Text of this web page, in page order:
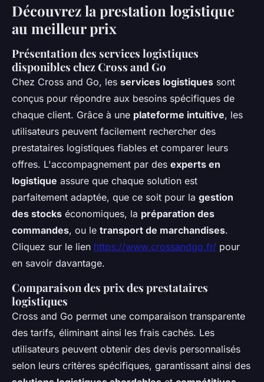
Découvrez la prestation logistique
au meilleur prix
Présentation des services logistiques
disponibles chez Cross and Go
Chez Cross and Go, les services logistiques sont
conçus pour répondre aux besoins spécifiques de
chaque client. Grâce à une plateforme intuitive, les
utilisateurs peuvent facilement rechercher des
prestataires logistiques fiables et comparer leurs
offres. L'accompagnement par des experts en
logistique assure que chaque solution est
parfaitement adaptée, que ce soit pour la gestion
des stocks économiques, la préparation des
commandes, ou le transport de marchandises.
Cliquez sur le lien https://www.crossandgo.fr/ pour
en savoir davantage.
Comparaison des prix des prestataires
logistiques
Cross and Go permet une comparaison transparente
des tarifs, éliminant ainsi les frais cachés. Les
utilisateurs peuvent obtenir des devis personnalisés
selon leurs critères spécifiques, garantissant ainsi des